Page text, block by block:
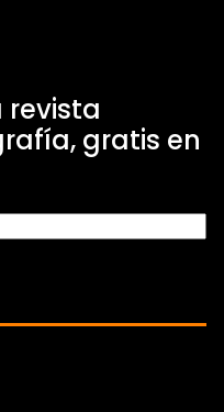
revista
gratis en